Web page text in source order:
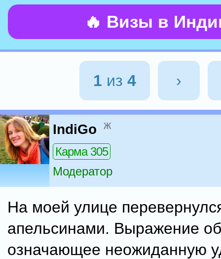
🔥 Визы в
1 из 4 ›
IndiGo ж
Карма 305
Модератор
На моей улице
апельсинами. Выражение
означающее неожиданную